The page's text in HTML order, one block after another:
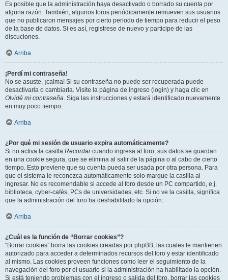
Es posible que la administración haya desactivado o borrado su cuenta por
alguna razón. También, algunos foros periódicamente remueven sus usuarios
que no publicaron mensajes por cierto periodo de tiempo para reducir el peso
de la base de datos. Si es así, registrese de nuevo y participe de las
discuciones.
Arriba
¡Perdí mi contraseña!
No se asuste, ¡calma! Si su contraseña no puede ser recuperada puede
desactivarla o cambiarla. Visite la página de ingreso (login) y haga clic en
Olvidé mi contraseña. Siga las instrucciones y estará identificado nuevamente
en muy poco tiempo.
Arriba
¿Por qué mi sesión de usuario expira automáticamente?
Si no activa la casilla Recordarcuando ingresa al foro, sus datos se guardan
en una cookie segura, que se elimina al salir de la página o al cabo de cierto
tiempo. Esto previene que su cuenta pueda ser usada por otra persona. Para
que el sistema le reconozca automáticamente solo marque la casilla al
ingresar. No es recomendable si accede al foro desde un PC compartido, e.j.
biblioteca, cyber-cafés, PCs de universidades, etc. Si no ve la casilla, significa
que la administración del foro ha deshabilitado la opción.
Arriba
¿Cuál es la función de “Borrar cookies”?
“Borrar cookies” borra las cookies creadas por phpBB, las cuales le mantienen
autorizado para acceder a determinados recursos del foro y estar identificado
al mismo. Las cookies proveen funciones como leer el seguimiento de la
navegación del foro por el usuario si la administración ha habilitado la opción.
Si está teniendo problemas con el ingreso o salida del foro, borrar las cookies